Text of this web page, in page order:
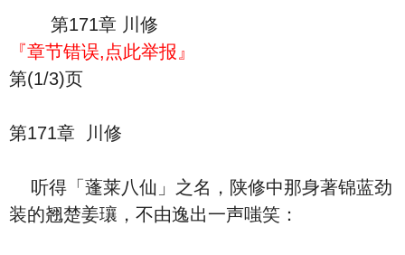
第171章 川修
『章节错误,点此举报』
第(1/3)页
第171章 川修
听得「蓬莱八仙」之名，陕修中那身著锦蓝劲
装的翘楚姜瓖，不由逸出一声嗤笑：